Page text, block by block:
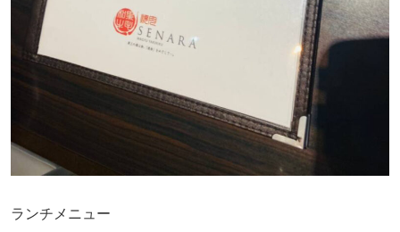
ランチメニュー